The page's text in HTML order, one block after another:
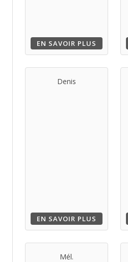
EN SAVOIR PLUS
Denis
EN SAVOIR PLUS
Mél.